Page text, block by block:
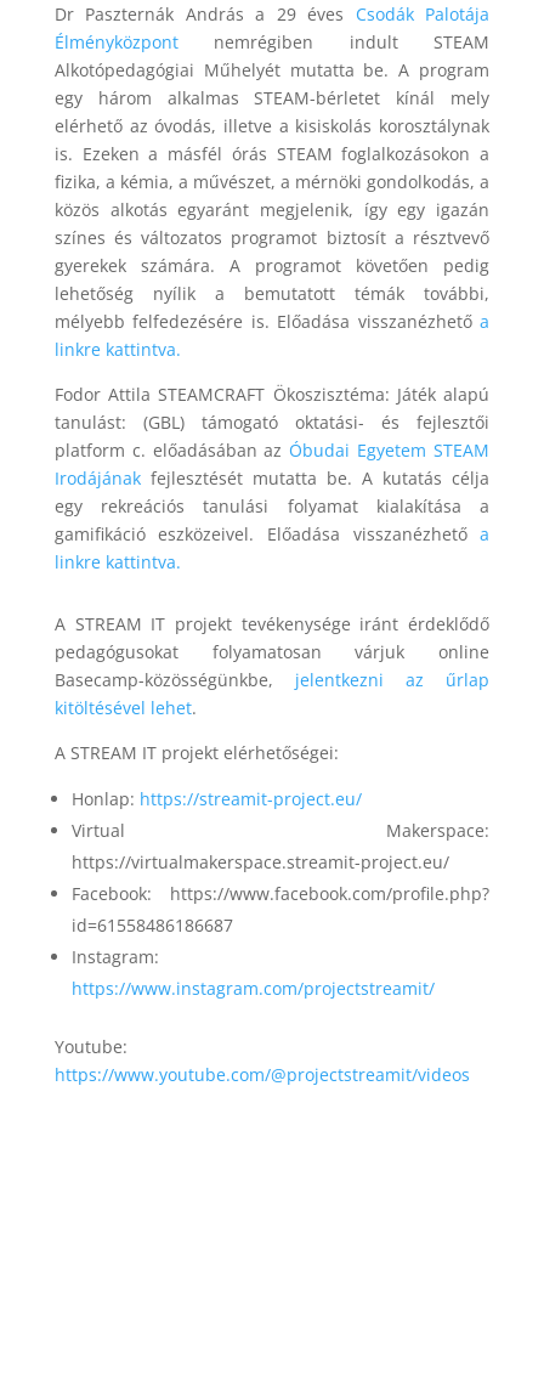
Dr Paszternák András a 29 éves Csodák Palotája
Élményközpontnemrégiben indult STEAM
Alkotópedagógiai Műhelyét mutatta be. A program
egy három alkalmas STEAM-bérletet kínál mely
elérhető az óvodás, illetve a kisiskolás korosztálynak
is. Ezeken a másfél órás STEAM foglalkozásokon a
fizika, a kémia, a művészet, a mérnöki gondolkodás, a
közös alkotás egyaránt megjelenik, így egy igazán
színes és változatos programot biztosít a résztvevő
gyerekek számára. A programot követően pedig
lehetőség nyílik a bemutatott témák további,
mélyebb felfedezésére is. Előadása visszanézhetőa
linkre kattintva.
Fodor Attila STEAMCRAFT Ökoszisztéma: Játék alapú
tanulást: (GBL) támogató oktatási- és fejlesztői
platform c. előadásában az Óbudai Egyetem STEAM
Irodájánakfejlesztését mutatta be. A kutatás célja
egy rekreációs tanulási folyamat kialakítása a
gamifikáció eszközeivel. Előadása visszanézhetőa
linkre kattintva.
A STREAM IT projekt tevékenysége iránt érdeklődő
pedagógusokat folyamatosan várjuk online
Basecamp-közösségünkbe, jelentkezni az űrlap
kitöltésével lehet.
A STREAM IT projekt elérhetőségei:
Honlap: https://streamit-project.eu/
Virtual Makerspace:
https://virtualmakerspace.streamit-project.eu/
Facebook: https://www.facebook.com/profile.php?
id=61558486186687
Instagram:
https://www.instagram.com/projectstreamit/
Youtube:
https://www.youtube.com/@projectstreamit/videos